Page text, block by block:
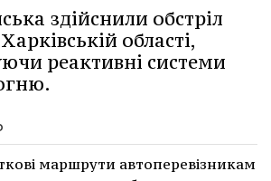
здійснили обстріл
області,
реактивні системи
маршрути автоперевізникам